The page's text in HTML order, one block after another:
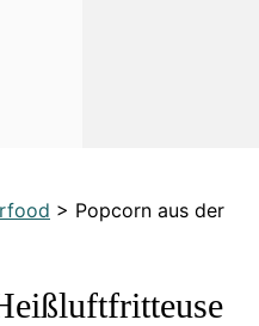
> Popcorn aus der